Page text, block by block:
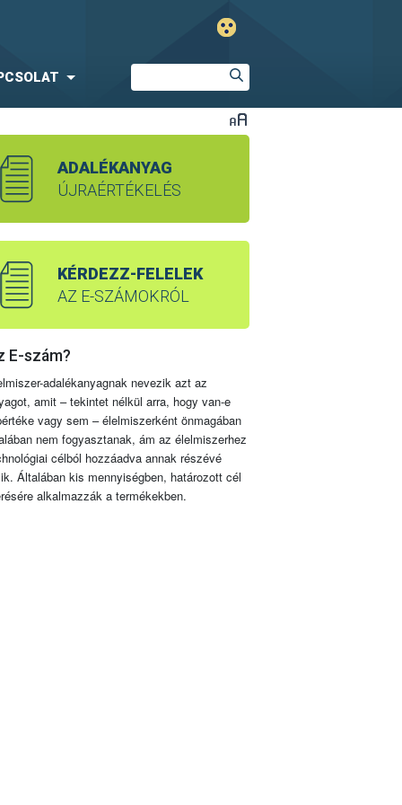
ADALÉKANYAG
ÚJRAÉRTÉKELÉS
KÉRDEZZ-FELELEK
AZ E-SZÁMOKRÓL
E-szám?
adalékanyagnak nevezik azt az
amit – tekintet nélkül arra, hogy van-e
vagy sem – élelmiszerként önmagában
nem fogyasztanak, ám az élelmiszerhez
célból hozzáadva annak részévé
Általában kis mennyiségben, határozott cél
alkalmazzák a termékekben.